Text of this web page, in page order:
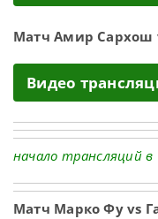
Матч Амир Сархош
Видео
начало трансляций в
Матч Марко Фу vs